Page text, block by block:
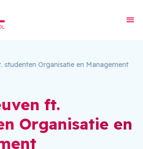
studenten Organisatie en Management
ft.
Organisatie en